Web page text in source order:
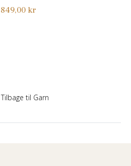
Normalpris
849,00 kr
Tilbage til Garn